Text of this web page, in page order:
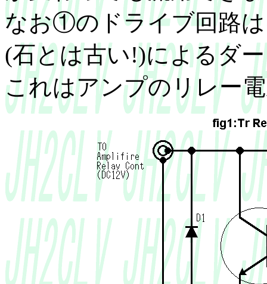
なお①のドライブ回路
(石とは古い!)によるダ
これはアンプのリレー